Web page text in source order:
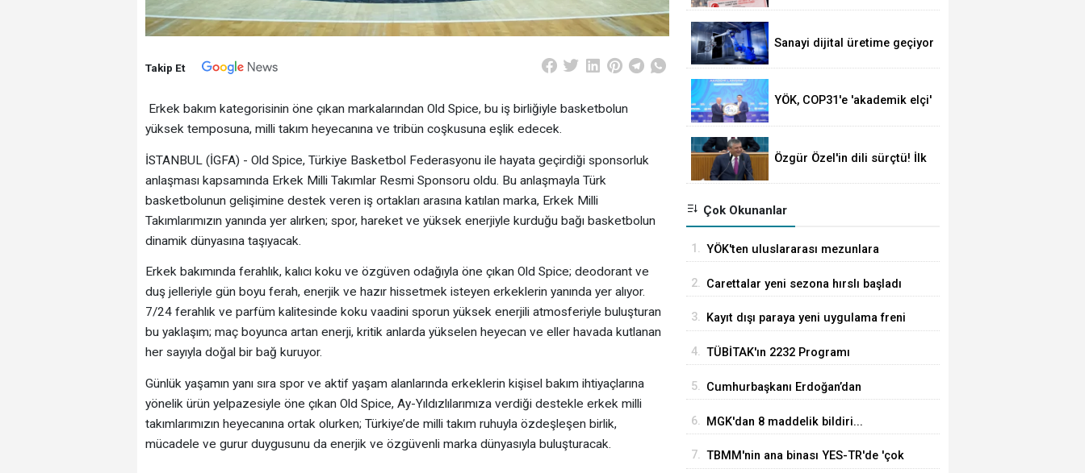
Takip Et
Erkek bakım kategorisinin öne çıkan markalarından Old Spice, bu iş birliğiyle basketbolun
yüksek temposuna, milli takım heyecanına ve tribün coşkusuna eşlik edecek.
İSTANBUL (İGFA) - Old Spice, Türkiye Basketbol Federasyonu ile hayata geçirdiği sponsorluk
anlaşması kapsamında Erkek Milli Takımlar Resmi Sponsoru oldu. Bu anlaşmayla Türk
basketbolunun gelişimine destek veren iş ortakları arasına katılan marka, Erkek Milli
Takımlarımızın yanında yer alırken; spor, hareket ve yüksek enerjiyle kurduğu bağı basketbolun
dinamik dünyasına taşıyacak.
Erkek bakımında ferahlık, kalıcı koku ve özgüven odağıyla öne çıkan Old Spice; deodorant ve
duş jelleriyle gün boyu ferah, enerjik ve hazır hissetmek isteyen erkeklerin yanında yer alıyor.
7/24 ferahlık ve parfüm kalitesinde koku vaadini sporun yüksek enerjili atmosferiyle buluşturan
bu yaklaşım; maç boyunca artan enerji, kritik anlarda yükselen heyecan ve eller havada kutlanan
her sayıyla doğal bir bağ kuruyor.
Günlük yaşamın yanı sıra spor ve aktif yaşam alanlarında erkeklerin kişisel bakım ihtiyaçlarına
yönelik ürün yelpazesiyle öne çıkan Old Spice, Ay-Yıldızlılarımıza verdiği destekle erkek milli
takımlarımızın heyecanına ortak olurken; Türkiye’de milli takım ruhuyla özdeşleşen birlik,
mücadele ve gurur duygusunu da enerjik ve özgüvenli marka dünyasıyla buluşturacak.
Süre 2 yıla kadar
Sanayi dijital üretime geçiyor
YÖK, COP31'e 'akademik elçi'
Özgür Özel'in dili sürçtü! İlk
Çok Okunanlar
1. YÖK'ten uluslararası mezunlara
uzatılabilecek
2. Carettalar yeni sezona hırslı başladı
3. Kayıt dışı paraya yeni uygulama freni
4. TÜBİTAK'ın 2232 Programı
Türkiye'ye geliyor
5. Cumhurbaşkanı Erdoğan’dan
6. MGK'dan 8 maddelik bildiri...
ve Gazze mesajı
7. TBMM'nin ana binası YES-TR'de 'çok